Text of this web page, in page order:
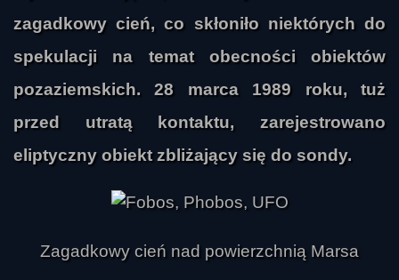
zagadkowy cień, co skłoniło niektórych do
spekulacji na temat obecności obiektów
pozaziemskich. 28 marca 1989 roku, tuż
przed utratą kontaktu, zarejestrowano
eliptyczny obiekt zbliżający się do sondy.
Zagadkowy cień nad powierzchnią Marsa